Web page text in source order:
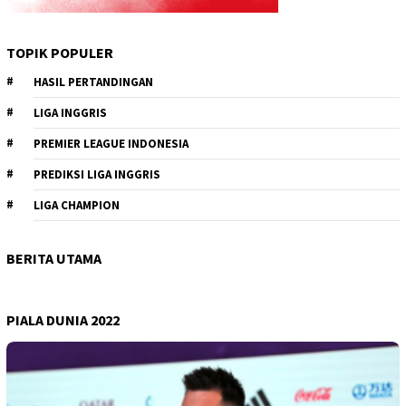
TOPIK POPULER
HASIL PERTANDINGAN
LIGA INGGRIS
PREMIER LEAGUE INDONESIA
PREDIKSI LIGA INGGRIS
LIGA CHAMPION
BERITA UTAMA
PIALA DUNIA 2022